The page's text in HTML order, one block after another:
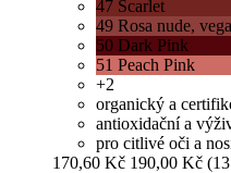
47 Scarlet
49 Rosa nude,
50 Dark Pink
51 Peach Pink
+2
organický a
antioxidační a
pro citlivé oči a
170,60 Kč 190,00 Kč